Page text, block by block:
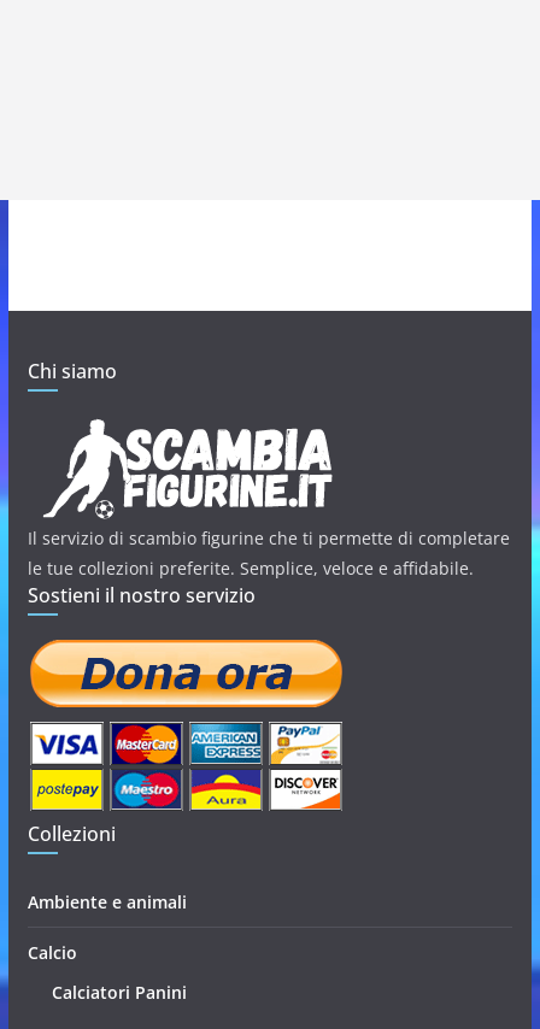
Chi siamo
Il servizio di scambio figurine che ti permette di completare
le tue collezioni preferite. Semplice, veloce e affidabile.
Sostieni il nostro servizio
Collezioni
Ambiente e animali
Calcio
Calciatori Panini